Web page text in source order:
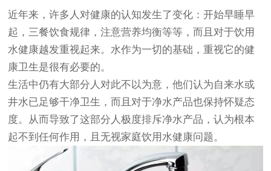
近年来，许多人对健康的认知发生了变化：开始早睡早
起，三餐饮食规律，注意营养均衡等等，而且对于饮用
水健康越发重视起来。水作为一切的基础，重视它的健
康卫生是很有必要的。
生活中仍有大部分人对此不以为意，他们认为自来水或
井水已足够干净卫生，而且对于净水产品也保持怀疑态
度。从而导致了这部分人极度排斥净水产品，认为根本
起不到任何作用，且无视家庭饮用水健康问题。